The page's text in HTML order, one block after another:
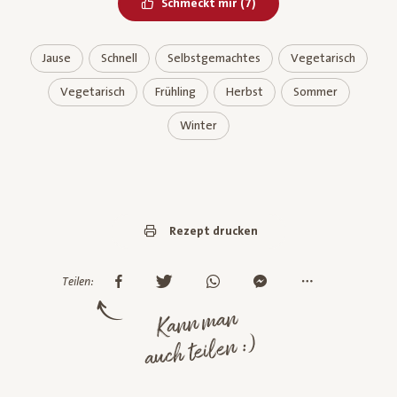
Schmeckt mir (7)
Jause Schnell Selbstgemachtes Vegetarisch
Vegetarisch Frühling Herbst Sommer
Winter
Rezept drucken
Teilen:
Kann man
auch teilen :)